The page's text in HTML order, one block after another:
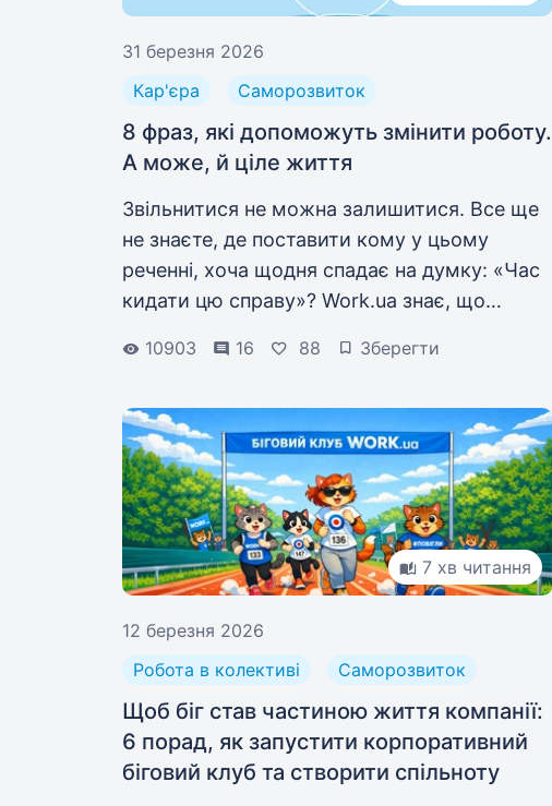
31 березня 2026
Кар'єра
Саморозвиток
8 фраз, які допоможуть змінити роботу.
А може, й ціле життя
Звільнитися не можна залишитися. Все ще
не знаєте, де поставити кому у цьому
реченні, хоча щодня спадає на думку: «Час
кидати цю справу»? Work.ua знає, що
10903 16 88 Зберегти
7 хв читання
12 березня 2026
Робота в колективі
Саморозвиток
Щоб біг став частиною життя компанії:
6 порад, як запустити корпоративний
біговий клуб та створити спільноту